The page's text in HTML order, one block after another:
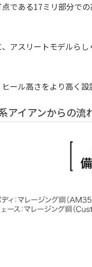
である17ミリ部分での
アスリートモデルらし
ヒール高さをより高く
アイアンからの流